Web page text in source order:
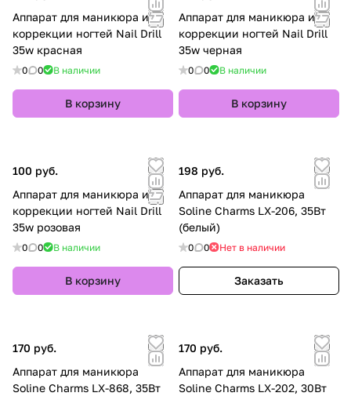
Аппарат для маникюра и
коррекции ногтей Nail Drill
35w красная
0 0 В наличии
В корзину
Аппарат для маникюра и
коррекции ногтей Nail Drill
35w черная
0 0 В наличии
В корзину
100 руб.
Аппарат для маникюра и
коррекции ногтей Nail Drill
35w розовая
0 0 В наличии
В корзину
198 руб.
Аппарат для маникюра
Soline Charms LX-206, 35Вт
(белый)
0 0 Нет в наличии
Заказать
170 руб.
Аппарат для маникюра
Soline Charms LX-868, 35Вт
170 руб.
Аппарат для маникюра
Soline Charms LX-202, 30Вт